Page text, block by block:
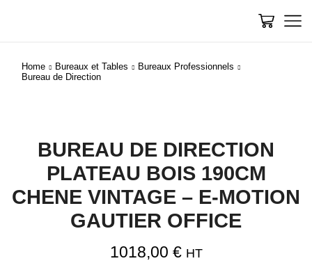
Home Bureaux et Tables
Bureaux Professionnels
Bureau de Direction
BUREAU DE DIRECTION
PLATEAU BOIS 190CM
CHENE VINTAGE – E-MOTION
GAUTIER OFFICE
1018,00 € HT